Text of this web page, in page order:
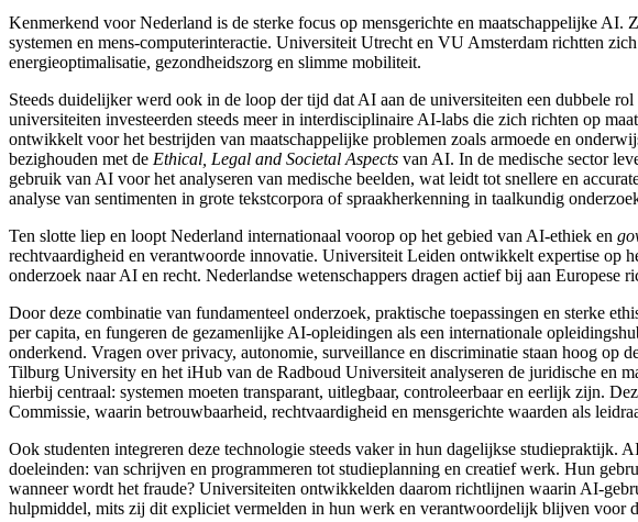
Kenmerkend voor Nederland is de sterke focus op mensgerichte en maatschappelijke AI.
systemen en mens-computerinteractie. Universiteit Utrecht en VU Amsterdam richtten
energieoptimalisatie, gezondheidszorg en slimme mobiliteit.
Steeds duidelijker werd ook in de loop der tijd dat AI aan de universiteiten een dubbele
universiteiten investeerden steeds meer in interdisciplinaire AI-labs die zich richten op
ontwikkelt voor het bestrijden van maatschappelijke problemen zoals armoede en
bezighouden met de Ethical, Legal and Societal Aspects van AI. In de medische sector
gebruik van AI voor het analyseren van medische beelden, wat leidt tot snellere en
analyse van sentimenten in grote tekstcorpora of spraakherkenning in taalkundig
Ten slotte liep en loopt Nederland internationaal voorop op het gebied van AI-ethiek en
rechtvaardigheid en verantwoorde innovatie. Universiteit Leiden ontwikkelt expertise op
onderzoek naar AI en recht. Nederlandse wetenschappers dragen actief bij aan
Door deze combinatie van fundamenteel onderzoek, praktische toepassingen en sterke
per capita, en fungeren de gezamenlijke AI-opleidingen als een internationale
onderkend. Vragen over privacy, autonomie, surveillance en discriminatie staan hoog op
Tilburg University en het iHub van de Radboud Universiteit analyseren de juridische en
hierbij centraal: systemen moeten transparant, uitlegbaar, controleerbaar en eerlijk zijn.
Commissie, waarin betrouwbaarheid, rechtvaardigheid en mensgerichte waarden als
Ook studenten integreren deze technologie steeds vaker in hun dagelijkse studiepraktijk.
doeleinden: van schrijven en programmeren tot studieplanning en creatief werk. Hun
wanneer wordt het fraude? Universiteiten ontwikkelden daarom richtlijnen waarin AI-
hulpmiddel, mits zij dit expliciet vermelden in hun werk en verantwoordelijk blijven voor